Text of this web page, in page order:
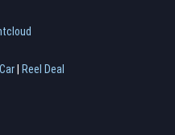
| Reel Deal